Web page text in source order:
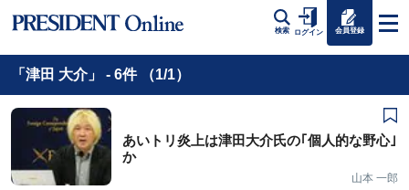
検索 ログイン 会員登録
「津田 大介」 - 6件 （1/1）
あいトリ炎上は津田大介氏の｢個人的な野心｣
か
山本 一郎